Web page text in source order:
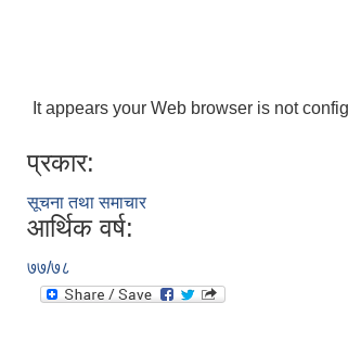
It appears your Web browser is not
प्रकार:
सूचना तथा समाचार
आर्थिक वर्ष:
७७/७८